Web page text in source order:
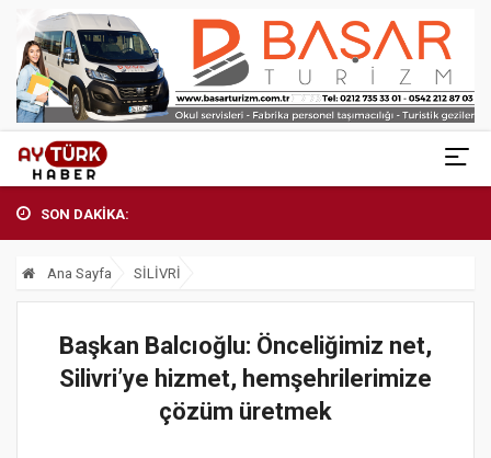
SON DAKİKA:
Ana Sayfa SİLİVRİ
Başkan Balcıoğlu: Önceliğimiz net,
Silivri’ye hizmet, hemşehrilerimize
çözüm üretmek